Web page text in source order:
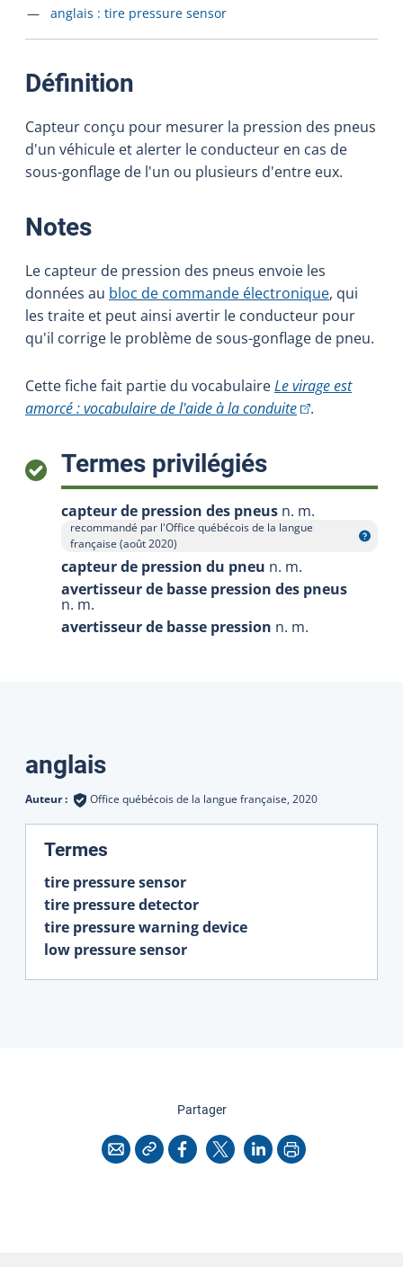
Accéder à la fiche en
anglais : tire pressure sensor
Définition
Capteur conçu pour mesurer la pression des pneus
d'un véhicule et alerter le conducteur en cas de
sous-gonflage de l'un ou plusieurs d'entre eux.
Notes:
Le capteur de pression des pneus envoie les
données au bloc de commande électronique, qui
les traite et peut ainsi avertir le conducteur pour
qu'il corrige le problème de sous-gonflage de pneu.
Cette fiche fait partie du vocabulaireLe virage est
amorcé : vocabulaire de l'aide à la conduite(Cet hyperlien
.
Termes privilégiés:
capteur de pression des pneus n. m.
recommandé par l'Office québécois de la langue
française (août 2020)
Afficher l'infobulle
capteur de pression du pneu n. m.
avertisseur de basse pression des pneus
n. m.
avertisseur de basse pression n. m.
Traductions
anglais
Auteur : Office québécois de la langue française, 2020
Termes
tire pressure sensor
tire pressure detector
tire pressure warning device
low pressure sensor
Partagercette page
CourrielCopier l'adresse
Facebook
X LinkedInImprimer